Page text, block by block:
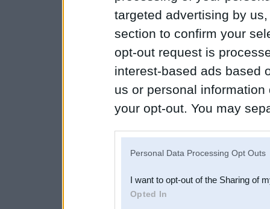
targeted advertising by
section to confirm your
opt-out request is
interest-based ads based
us or personal
your opt-out. You may
Downstream Participants
third parties.
Personal Data Processing Opt Outs
I want to opt-out of the Sharing of
Opted In